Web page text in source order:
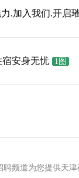
.加入我们.开启
安身无忧 1图
聘频道为您提供天